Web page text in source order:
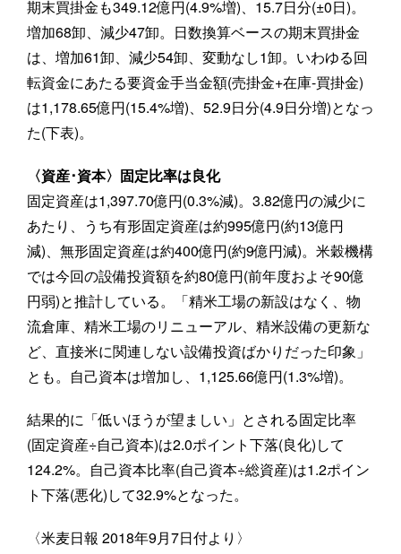
期末買掛金も349.12億円(4.9%増)、15.7日分(±0日)。
増加68卸、減少47卸。日数換算ベースの期末買掛金
は、増加61卸、減少54卸、変動なし1卸。いわゆる回
転資金にあたる要資金手当金額(売掛金+在庫-買掛金)
は1,178.65億円(15.4%増)、52.9日分(4.9日分増)となっ
た(下表)。
〈資産･資本〉固定比率は良化
固定資産は1,397.70億円(0.3%減)。3.82億円の減少に
あたり、うち有形固定資産は約995億円(約13億円
減)、無形固定資産は約400億円(約9億円減)。米穀機構
では今回の設備投資額を約80億円(前年度およそ90億
円弱)と推計している。「精米工場の新設はなく、物
流倉庫、精米工場のリニューアル、精米設備の更新な
ど、直接米に関連しない設備投資ばかりだった印象」
とも。自己資本は増加し、1,125.66億円(1.3%増)。
結果的に「低いほうが望ましい」とされる固定比率
(固定資産÷自己資本)は2.0ポイント下落(良化)して
124.2%。自己資本比率(自己資本÷総資産)は1.2ポイン
ト下落(悪化)して32.9%となった。
〈米麦日報 2018年9月7日付より〉